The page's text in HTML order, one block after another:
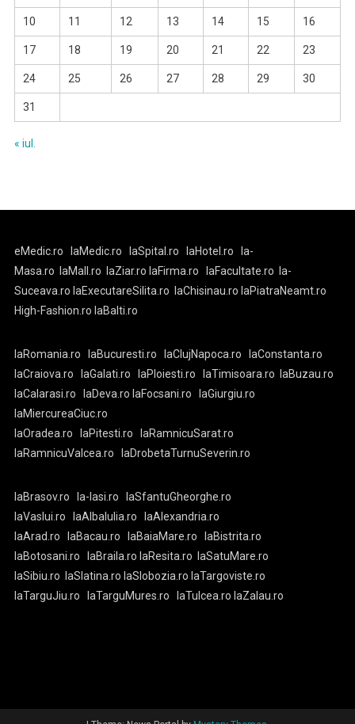
10 11 12 13 14 15 16
17 18 19 20 21 22 23
24 25 26 27 28 29 30
31
« iul.
eMedic.ro laMedic.ro laSpital.ro laHotel.ro
la-
Masa.ro
laMall.ro laZiar.ro laFirma.ro laFacultate.ro
la-
Suceava.ro laExecutareSilita.ro laChisinau.ro laPiatraNeamt.ro
High-Fashion.ro laBalti.ro
laRomania.ro laBucuresti.ro laClujNapoca.ro
laConstanta.ro
laCraiova.ro
laGalati.ro laPloiesti.ro laTimisoara.ro
laBuzau.ro
laCalarasi.ro
laDeva.ro laFocsani.ro
laGiurgiu.ro
laMiercureaCiuc.ro
laOradea.ro
laPitesti.ro
laRamnicuSarat.ro
laRamnicuValcea.ro
laDrobetaTurnuSeverin.ro
laBrasov.ro la-Iasi.ro
laSfantuGheorghe.ro
laVaslui.ro
laAlbaIulia.ro
laAlexandria.ro
laArad.ro
laBacau.ro laBaiaMare.ro
laBistrita.ro
laBotosani.ro
laBraila.ro laResita.ro
laSatuMare.ro
laSibiu.ro
laSlatina.ro laSlobozia.ro laTargoviste.ro
laTarguJiu.ro
laTarguMures.ro laTulcea.ro laZalau.ro